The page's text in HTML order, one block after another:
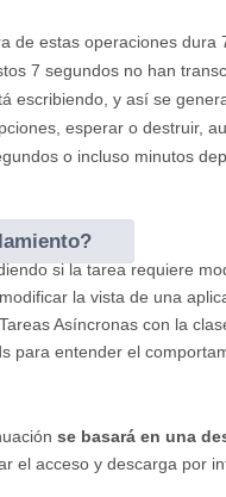
de estas operaciones
7 segundos no han
escribiendo, y así se
esperar o destruir,
o incluso minutos
si la tarea requiere
la vista de una
Asíncronas con la
para entender el
se basará en una
el acceso y descarga por